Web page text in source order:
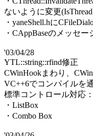
ないように変更
・yaneShell.hに
・CAppBaseのメッセ
'03/04/28
YTL::string::rfind修正
CWinHookまわり、
VC++6でコンパイルを
標準コントロール対応：
・ListBox
・Combo Box